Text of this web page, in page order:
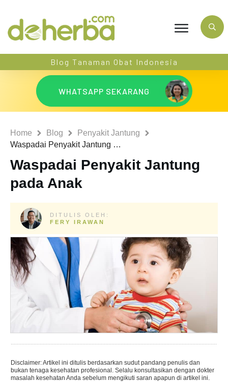
Blog Tanaman Obat Indonesia
WHATSAPP SEKARANG
Home Blog
Penyakit Jantung
Waspadai Penyakit Jantung pada Anak
Waspadai Penyakit Jantung
pada Anak
DITULIS OLEH:
FERY IRAWAN
Disclaimer: Artikel ini ditulis berdasarkan sudut pandang penulis dan
bukan tenaga kesehatan profesional. Selalu konsultasikan dengan dokter
masalah kesehatan Anda sebelum mengikuti saran apapun di artikel ini.